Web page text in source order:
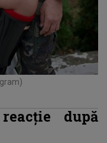
după